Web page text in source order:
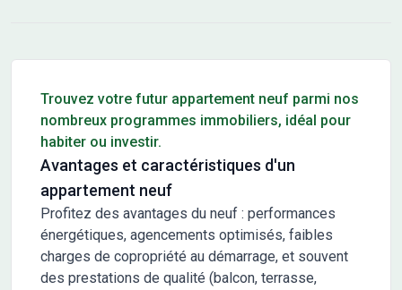
Trouvez votre futur appartement neuf parmi nos
nombreux programmes immobiliers, idéal pour
habiter ou investir.
Avantages et caractéristiques d'un
appartement neuf
Profitez des avantages du neuf : performances
énergétiques, agencements optimisés, faibles
charges de copropriété au démarrage, et souvent
des prestations de qualité (balcon, terrasse,